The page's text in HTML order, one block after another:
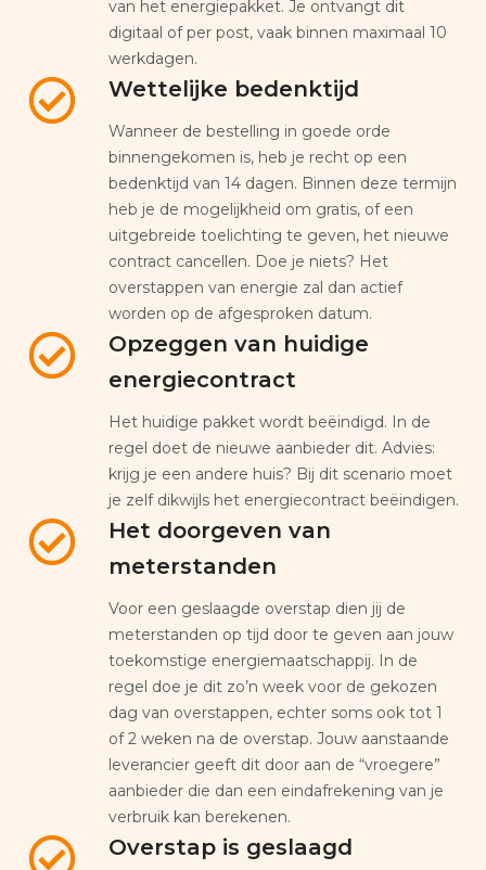
van het energiepakket. Je ontvangt dit
digitaal of per post, vaak binnen maximaal 10
werkdagen.
Wettelijke bedenktijd
Wanneer de bestelling in goede orde
binnengekomen is, heb je recht op een
bedenktijd van 14 dagen. Binnen deze termijn
heb je de mogelijkheid om gratis, of een
uitgebreide toelichting te geven, het nieuwe
contract cancellen. Doe je niets? Het
overstappen van energie zal dan actief
worden op de afgesproken datum.
Opzeggen van huidige
energiecontract
Het huidige pakket wordt beëindigd. In de
regel doet de nieuwe aanbieder dit. Advies:
krijg je een andere huis? Bij dit scenario moet
je zelf dikwijls het energiecontract beëindigen.
Het doorgeven van
meterstanden
Voor een geslaagde overstap dien jij de
meterstanden op tijd door te geven aan jouw
toekomstige energiemaatschappij. In de
regel doe je dit zo’n week voor de gekozen
dag van overstappen, echter soms ook tot 1
of 2 weken na de overstap. Jouw aanstaande
leverancier geeft dit door aan de “vroegere”
aanbieder die dan een eindafrekening van je
verbruik kan berekenen.
Overstap is geslaagd